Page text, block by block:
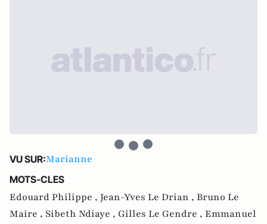
VU SUR:Marianne
MOTS-CLES
Edouard Philippe , Jean-Yves Le Drian , Bruno Le
Maire , Sibeth Ndiaye , Gilles Le Gendre , Emmanuel